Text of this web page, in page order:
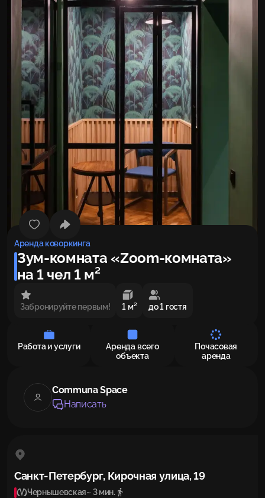
Аренда коворкинга
Зум-комната «Zoom-комната»
на 1 чел 1 м²
Забронируйте первым! 1 м² до 1 гостя
Работа и услуги
Аренда всего
объекта
Почасовая
аренда
Communa Space
Написать
Санкт-Петербург, Кирочная улица, 19
Чернышевская~ 3 мин.